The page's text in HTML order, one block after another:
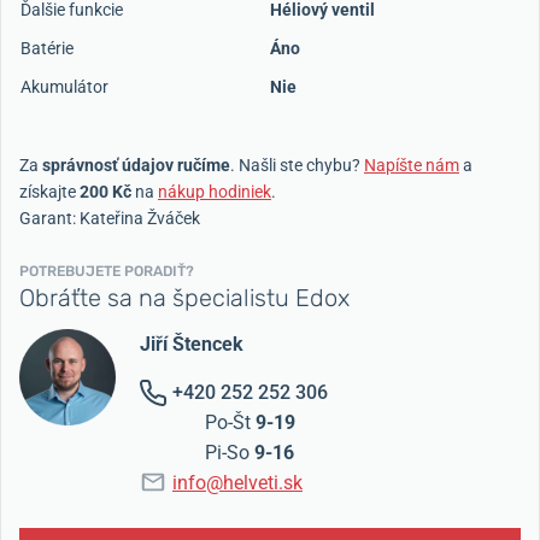
Ďalšie funkcie
Héliový ventil
Batérie
Áno
Akumulátor
Nie
Za správnosť údajov ručíme. Našli ste chybu? Napíšte náma
získajte200 Kč na nákup hodiniek.
Garant: Kateřina Žváček
POTREBUJETE PORADIŤ?
Obráťte sa na špecialistu Edox
Jiří Štencek
+420 252 252 306
Po-Št 9-19
Pi-So 9-16
info@helveti.sk